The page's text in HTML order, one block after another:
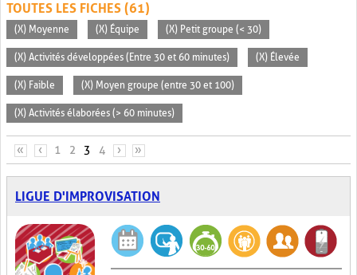
TOUTES LES FICHES (61)
(X) Moyenne (X) Équipe (X) Petit groupe (< 30)
(X) Activités développées (Entre 30 et 60 minutes) (X) Élevée
(X) Faible (X) Moyen groupe (entre 30 et 100)
(X) Activités élaborées (> 60 minutes)
PAGES
« ‹ 1 2 3 4 › »
LIGUE D'IMPROVISATION